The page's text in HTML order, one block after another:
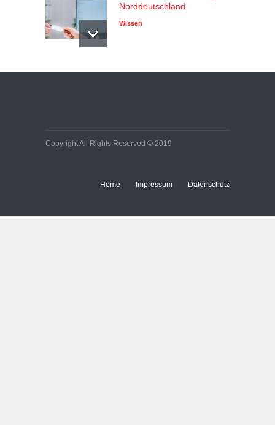
Norddeutschland
Wissen
Copyright All Rights Reserved © 2019
Home Impressum Datenschutz